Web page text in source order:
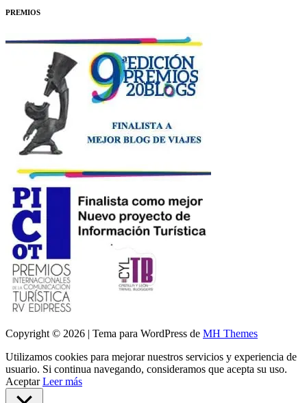
PREMIOS
Copyright © 2026 | Tema para WordPress de MH Themes
Utilizamos cookies para mejorar nuestros servicios y experiencia de
usuario. Si continua navegando, consideramos que acepta su uso.
Aceptar Leer más